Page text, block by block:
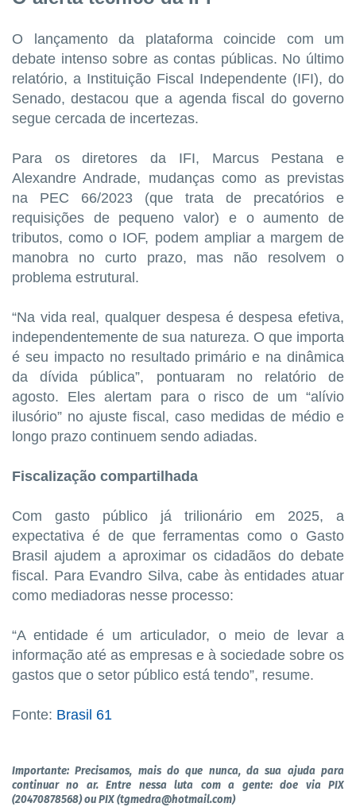
O lançamento da plataforma coincide com um
debate intenso sobre as contas públicas. No último
relatório, a Instituição Fiscal Independente (IFI), do
Senado, destacou que a agenda fiscal do governo
segue cercada de incertezas.
Para os diretores da IFI, Marcus Pestana e
Alexandre Andrade, mudanças como as previstas
na PEC 66/2023 (que trata de precatórios e
requisições de pequeno valor) e o aumento de
tributos, como o IOF, podem ampliar a margem de
manobra no curto prazo, mas não resolvem o
problema estrutural.
“Na vida real, qualquer despesa é despesa efetiva,
independentemente de sua natureza. O que importa
é seu impacto no resultado primário e na dinâmica
da dívida pública”, pontuaram no relatório de
agosto. Eles alertam para o risco de um “alívio
ilusório” no ajuste fiscal, caso medidas de médio e
longo prazo continuem sendo adiadas.
Fiscalização compartilhada
Com gasto público já trilionário em 2025, a
expectativa é de que ferramentas como o Gasto
Brasil ajudem a aproximar os cidadãos do debate
fiscal. Para Evandro Silva, cabe às entidades atuar
como mediadoras nesse processo:
“A entidade é um articulador, o meio de levar a
informação até as empresas e à sociedade sobre os
gastos que o setor público está tendo”, resume.
Fonte: Brasil 61
Importante: Precisamos, mais do que nunca, da sua ajuda para
continuar no ar. Entre nessa luta com a gente: doe via PIX
(20470878568) ou PIX (tgmedra@hotmail.com)